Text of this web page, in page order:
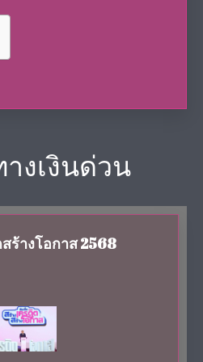
งเงินด่วน
ร้างโอกาส 2568